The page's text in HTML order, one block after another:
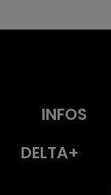
INFOS
DELTA+